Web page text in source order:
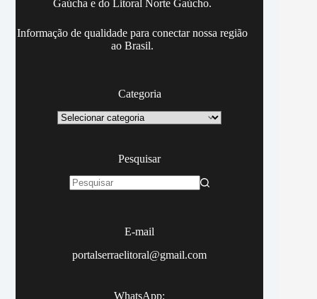
Gaúcha e do Litoral Norte Gaúcho.
Informação de qualidade para conectar nossa região
ao Brasil.
Categoria
Categoria
Pesquisar
E-mail
portalserraelitoral@gmail.com
WhatsApp: